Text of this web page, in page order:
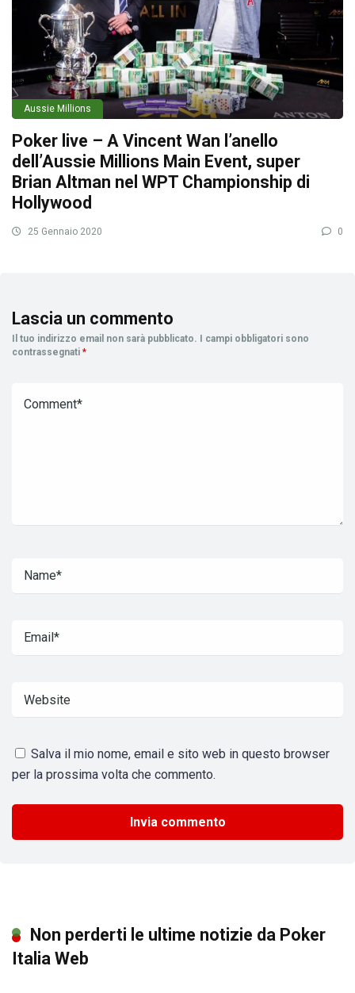
Aussie Millions
Poker live – A Vincent Wan l’anello
dell’Aussie Millions Main Event, super
Brian Altman nel WPT Championship di
Hollywood
25 Gennaio 2020 0
Lascia un commento
Il tuo indirizzo email non sarà pubblicato. I campi obbligatori sono
contrassegnati *
Salva il mio nome, email e sito web in questo browser
per la prossima volta che commento.
Non perderti le ultime notizie da Poker
Italia Web